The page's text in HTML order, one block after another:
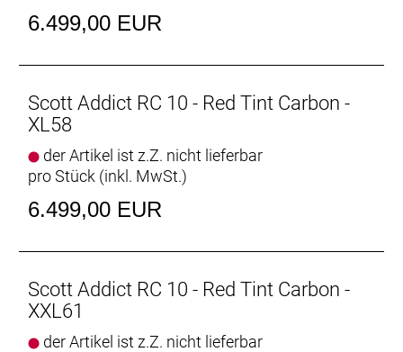
6.499,00 EUR
Scott Addict RC 10 - Red Tint Carbon -
XL58
der Artikel ist z.Z. nicht lieferbar
pro Stück (inkl. MwSt.)
6.499,00 EUR
Scott Addict RC 10 - Red Tint Carbon -
XXL61
der Artikel ist z.Z. nicht lieferbar